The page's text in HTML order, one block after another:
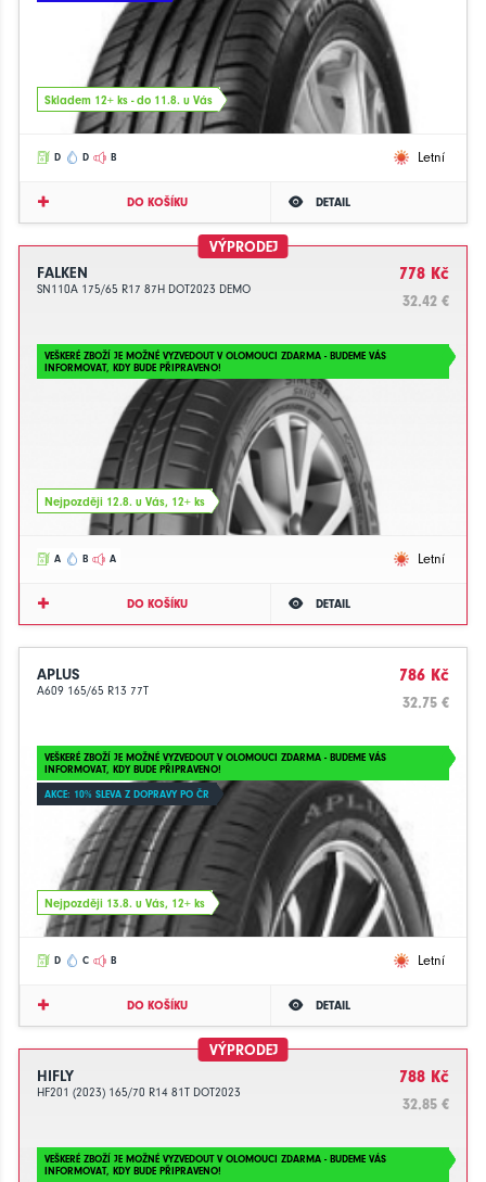
Skladem 12+ ks - do 11.8. u Vás
D D B Letní
DO KOŠÍKU DETAIL
VÝPRODEJ
FALKEN
SN110A 175/65 R17 87H DOT2023 DEMO
778 Kč
32.42 €
VEŠKERÉ ZBOŽÍ JE MOŽNÉ VYZVEDOUT V OLOMOUCI ZDARMA - BUDEME VÁS
INFORMOVAT, KDY BUDE PŘIPRAVENO!
Nejpozději 12.8. u Vás, 12+ ks
A B A Letní
DO KOŠÍKU DETAIL
APLUS
A609 165/65 R13 77T
786 Kč
32.75 €
VEŠKERÉ ZBOŽÍ JE MOŽNÉ VYZVEDOUT V OLOMOUCI ZDARMA - BUDEME VÁS
INFORMOVAT, KDY BUDE PŘIPRAVENO!
AKCE: 10% SLEVA Z DOPRAVY PO ČR
Nejpozději 13.8. u Vás, 12+ ks
D C B Letní
DO KOŠÍKU DETAIL
VÝPRODEJ
HIFLY
HF201 (2023) 165/70 R14 81T DOT2023
788 Kč
32.85 €
VEŠKERÉ ZBOŽÍ JE MOŽNÉ VYZVEDOUT V OLOMOUCI ZDARMA - BUDEME VÁS
INFORMOVAT, KDY BUDE PŘIPRAVENO!